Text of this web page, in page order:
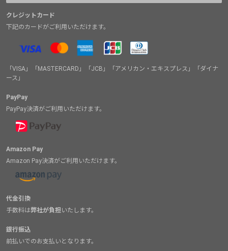
クレジットカード
下記のカードがご利用いただけます。
「VISA」「MASTERCARD」「JCB」「アメリカン・エキスプレス」「ダイナ
ース」
PayPay
PayPay決済がご利用いただけます。
Amazon Pay
Amazon Pay決済がご利用いただけます。
代金引換
手数料は弊社が負担 いたします。
銀行振込
前払いでのお支払いとなります。